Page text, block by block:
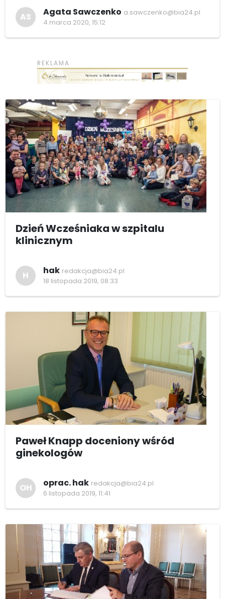
AS Agata Sawczenko a.sawczenko@bia24.pl
4 marca 2020, 15:12
Dzień Wcześniaka w szpitalu
klinicznym
H hak redakcja@bia24.pl
18 listopada 2019, 08:33
Paweł Knapp doceniony wśród
ginekologów
OH oprac. hak redakcja@bia24.pl
6 listopada 2019, 11:41